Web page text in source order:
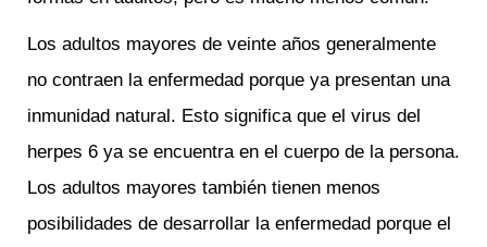
Los adultos mayores de veinte años generalmente
no contraen la enfermedad porque ya presentan una
inmunidad natural. Esto significa que el virus del
herpes 6 ya se encuentra en el cuerpo de la persona.
Los adultos mayores también tienen menos
posibilidades de desarrollar la enfermedad porque el